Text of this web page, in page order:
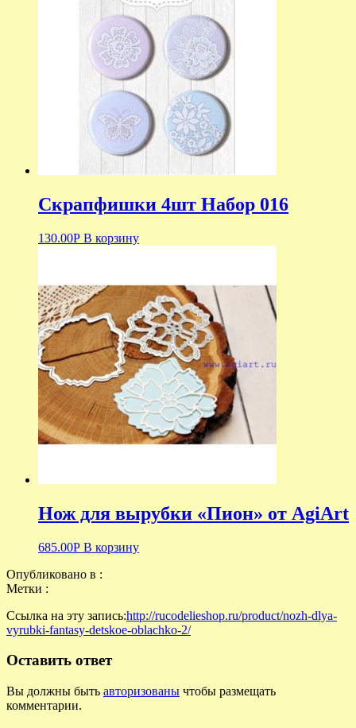
Скрапфишки 4шт Набор 016
130.00Р В корзину
Нож для вырубки «Пион» от AgiArt
685.00Р В корзину
Опубликовано в :
Метки :
Ссылка на эту запись:http://rucodelieshop.ru/product/nozh-dlya-
vyrubki-fantasy-detskoe-oblachko-2/
Оставить ответ
Вы должны быть авторизованы чтобы размещать
комментарии.